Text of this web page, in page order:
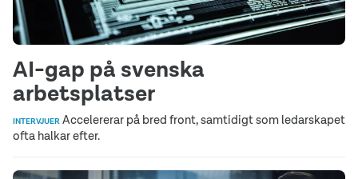
AI-gap på svenska
arbetsplatser
INTERVJUER Accelererar på bred front, samtidigt som ledarskapet
ofta halkar efter.